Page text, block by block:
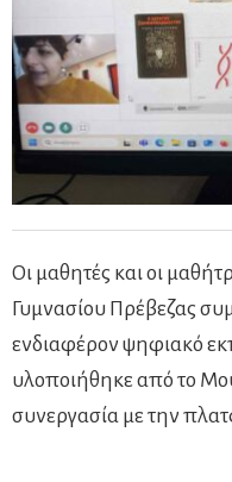
Οι μαθητές και οι
Γυμνασίου Πρέβεζας
ενδιαφέρον ψηφιακό
υλοποιήθηκε από το
συνεργασία με την